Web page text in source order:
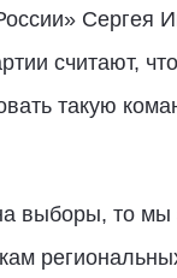
Сергея
считают,
такую
выборы, то